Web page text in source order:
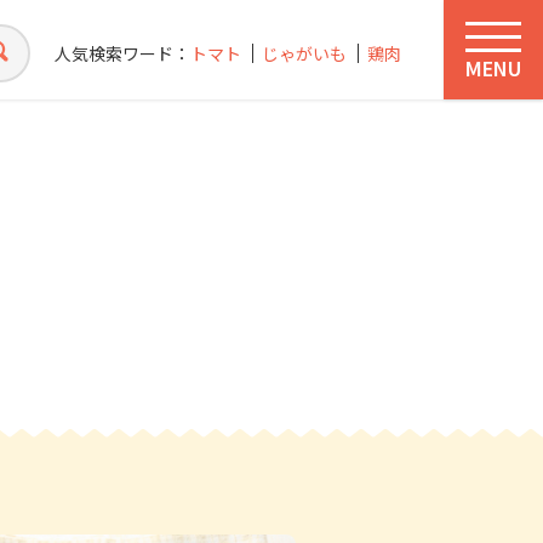
MENU
人気検索ワード： トマト じゃがいも 鶏肉